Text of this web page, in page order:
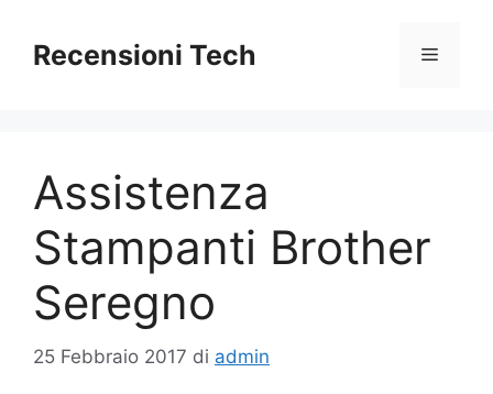
contenuto
Recensioni Tech Menu
Assistenza
Stampanti Brother
Seregno
25 Febbraio 2017 di admin